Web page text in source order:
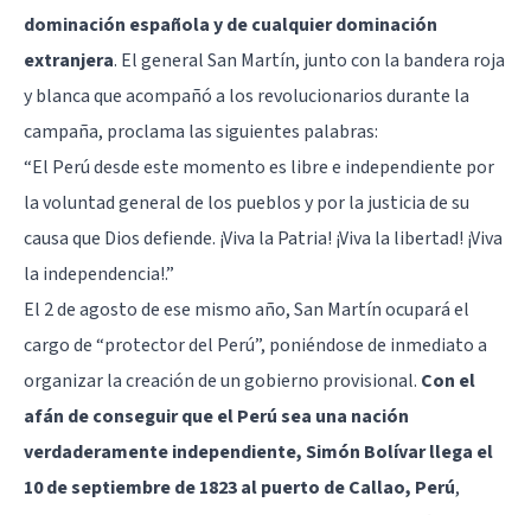
dominación española y de cualquier dominación
extranjera. El general San Martín, junto con la bandera roja
y blanca que acompañó a los revolucionarios durante la
campaña, proclama las siguientes palabras:
“El Perú desde este momento es libre e independiente por
la voluntad general de los pueblos y por la justicia de su
causa que Dios defiende. ¡Viva la Patria! ¡Viva la libertad! ¡Viva
la independencia!.”
El 2 de agosto de ese mismo año, San Martín ocupará el
cargo de “protector del Perú”, poniéndose de inmediato a
organizar la creación de un gobierno provisional. Con el
afán de conseguir que el Perú sea una nación
verdaderamente independiente, Simón Bolívar llega el
10 de septiembre de 1823 al puerto de Callao, Perú,